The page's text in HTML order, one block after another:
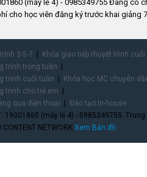
(máy lẻ 4) - 0985349755 Đang có
cho học viên đăng ký trước khai giảng
3-5-7
Khóa giao tiếp thuyết trình
trình trong tuần
trình cuối tuần
Khóa học MC chuyên
trình cho trẻ em
qua điện thoại
Đào tạo In-house
19001860 (máy lẻ 4) - 0985349755.
NETWORK.Xem Bản đồ